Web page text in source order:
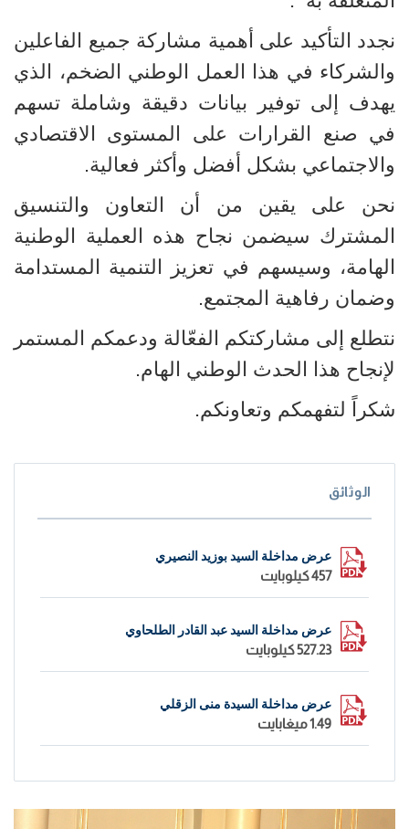
نجدد التأكيد على أهمية مشاركة جميع الفاعلين
والشركاء في هذا العمل الوطني الضخم، الذي
يهدف إلى توفير بيانات دقيقة وشاملة تسهم
في صنع القرارات على المستوى الاقتصادي
والاجتماعي بشكل أفضل وأكثر فعالية.
نحن على يقين من أن التعاون والتنسيق
المشترك سيضمن نجاح هذه العملية الوطنية
الهامة، وسيسهم في تعزيز التنمية المستدامة
وضمان رفاهية المجتمع.
نتطلع إلى مشاركتكم الفعّالة ودعمكم المستمر
لإنجاح هذا الحدث الوطني الهام.
شكراً لتفهمكم وتعاونكم.
الوثائق
عرض مداخلة السيد بوزيد النصيري
457 كيلوبايت
عرض مداخلة السيد عبد القادر الطلحاوي
527.23 كيلوبايت
عرض مداخلة السيدة منى الزقلي
1.49 ميغابايت
عرض مداخلة السيدة سميرة وداي